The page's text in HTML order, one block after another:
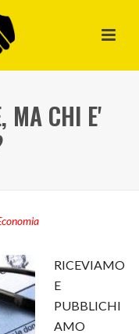
MA CHI E'
RICEVIAMO
E
PUBBLICHI
AMO